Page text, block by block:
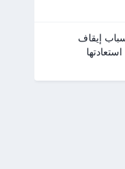
إيقاف